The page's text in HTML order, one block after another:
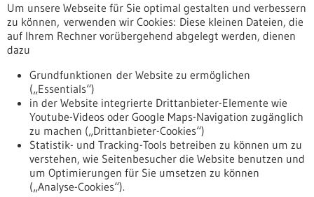
Autoimmunerkrankungen.
https://www.gesundheitsindustrie-
bw.de/fachbeitrag/pm/lukas-bunse-erforscht-neue-
zelltherapeutische-ansaetze-gegen-hirntumoren-der-
medizinischen-fakultaet-mannheim
Pressemitteilung - 13.05.2026
NVision Expands from Quantum Sensing to
Quantum Computing to Accelerate
Discovery and Validation of New Therapies
NVision announced a $55 million Series B led by Abbott and
Um unsere Webseite für Sie optimal gestalten und verbessern
zu können, verwenden wir Cookies: Diese kleinen Dateien, die
auf Ihrem Rechner vorübergehend abgelegt werden, dienen
dazu
Grundfunktionen der Website zu ermöglichen
(„Essentials“)
in der Website integrierte Drittanbieter-Elemente wie
Youtube-Videos oder Google Maps-Navigation zugänglich
zu machen („Drittanbieter-Cookies“)
Statistik- und Tracking-Tools betreiben zu können um zu
verstehen, wie Seitenbesucher die Website benutzen und
um Optimierungen für Sie umsetzen zu können
(„Analyse-Cookies“).